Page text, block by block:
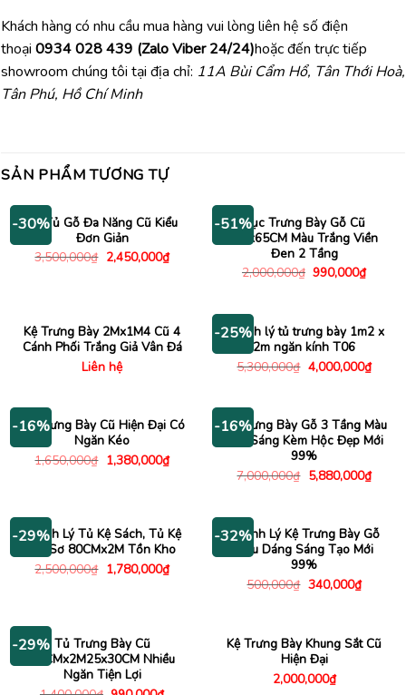
Khách hàng có nhu cầu mua hàng vui lòng liên hệ số điện
thoại 0934 028 439 (Zalo Viber 24/24)hoặc đến trực tiếp
showroom chúng tôi tại địa chỉ: 11A Bùi Cẩm Hổ, Tân Thới Hoà,
Tân Phú, Hồ Chí Minh
SẢN PHẨM TƯƠNG TỰ
-30%
Kệ Tủ Gỗ Đa Năng Cũ Kiểu
Đơn Giản
3,500,000₫ Giá
gốc
2,450,000₫Giá
hiện
-51%Bục Trưng Bày Gỗ Cũ
2Mx65CM Màu Trắng Viền
Đen 2 Tầng
2,000,000₫ Giá
990,000₫Giá
hiện
Kệ Trưng Bày 2Mx1M4 Cũ 4
Cánh Phối Trắng Giả Vân Đá
Liên hệ
-25%
Thanh lý tủ trưng bày 1m2 x
2m ngăn kính T06
5,300,000₫ Giá
gốc
4,000,000₫Giá
hiện
-16%
Tủ Trưng Bày Cũ Hiện Đại Có
Ngăn Kéo
1,650,000₫ Giá
gốc
1,380,000₫Giá
hiện
-16%
Kệ Trưng Bày Gỗ 3 Tầng Màu
Nâu Sáng Kèm Hộc Đẹp Mới
99%
7,000,000₫ Giá
gốc
5,880,000₫Giá
hiện
-29%
Thanh Lý Tủ Kệ Sách, Tủ Kệ
Hồ Sơ 80CMx2M Tồn Kho
2,500,000₫ Giá
gốc
1,780,000₫Giá
hiện
-32%
Thanh Lý Kệ Trưng Bày Gỗ
Kiểu Dáng Sáng Tạo Mới
99%
500,000₫ Giá
340,000₫Giá
hiện
-29% Tủ Trưng Bày Cũ
55CMx2M25x30CM Nhiều
Ngăn Tiện Lợi
Kệ Trưng Bày Khung Sắt Cũ
Hiện Đại
2,000,000₫